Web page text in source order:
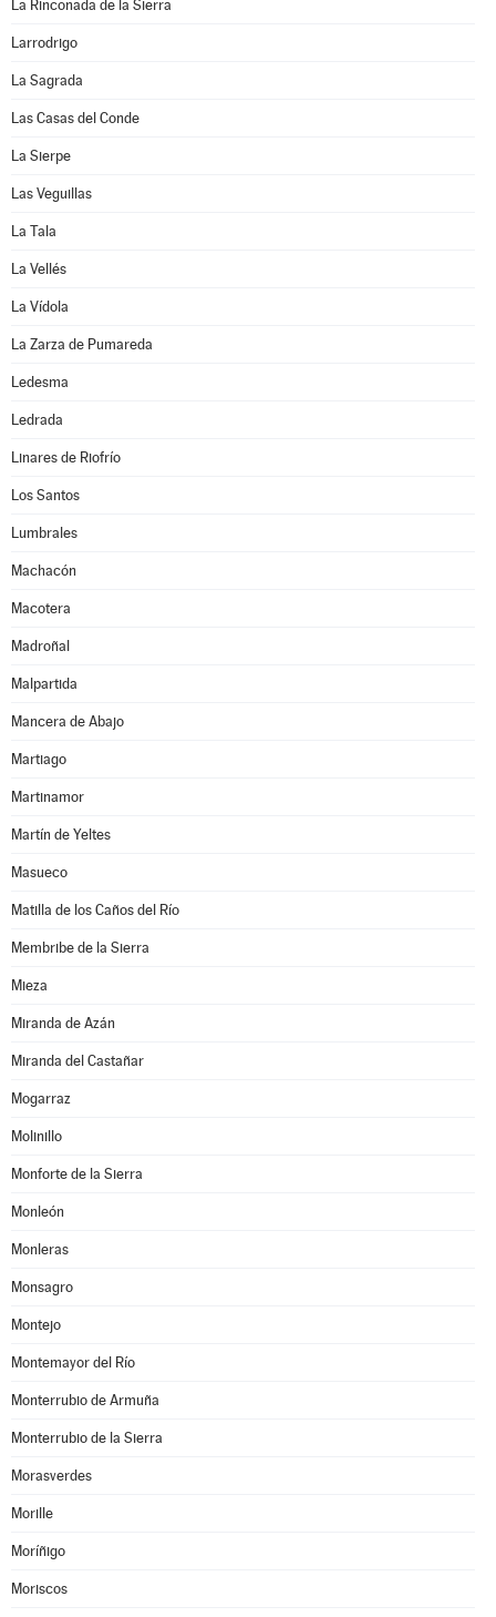
La Rinconada de la Sierra
Larrodrigo
La Sagrada
Las Casas del Conde
La Sierpe
Las Veguillas
La Tala
La Vellés
La Vídola
La Zarza de Pumareda
Ledesma
Ledrada
Linares de Riofrío
Los Santos
Lumbrales
Machacón
Macotera
Madroñal
Malpartida
Mancera de Abajo
Martiago
Martinamor
Martín de Yeltes
Masueco
Matilla de los Caños del Río
Membribe de la Sierra
Mieza
Miranda de Azán
Miranda del Castañar
Mogarraz
Molinillo
Monforte de la Sierra
Monleón
Monleras
Monsagro
Montejo
Montemayor del Río
Monterrubio de Armuña
Monterrubio de la Sierra
Morasverdes
Morille
Moríñigo
Moriscos